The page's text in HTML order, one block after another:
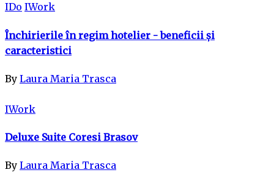
IDo IWork
Închirierile în regim hotelier - beneficii și
caracteristici
By Laura Maria Trasca
IWork
Deluxe Suite Coresi Brasov
By Laura Maria Trasca